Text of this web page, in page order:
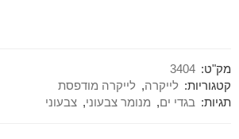
מק"ט: 3404
קטגוריות: לייקרה, לייקרה מודפסת
תגיות: בגדי ים, מנומר צבעוני, צבעוני